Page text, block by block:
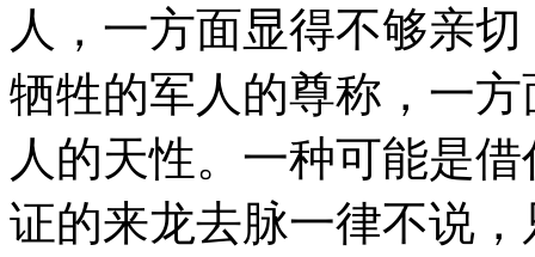
人，一方面显得不够亲
牺牲的军人的尊称，一
人的天性。一种可能是
证的来龙去脉一律不说